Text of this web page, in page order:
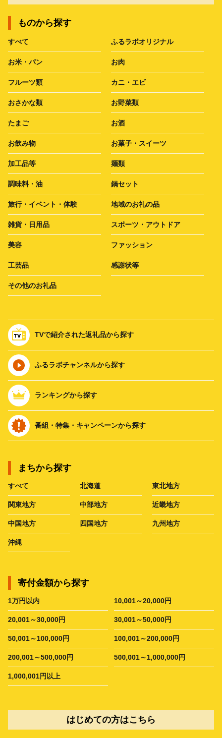
ものから探す
すべて ふるラボオリジナル
お米・パン お肉
フルーツ類 カニ・エビ
おさかな類 お野菜類
たまご お酒
お飲み物 お菓子・スイーツ
加工品等 麺類
調味料・油 鍋セット
旅行・イベント・体験 地域のお礼の品
雑貨・日用品 スポーツ・アウトドア
美容 ファッション
工芸品 感謝状等
その他のお礼品
TVで紹介された返礼品から探す
ふるラボチャンネルから探す
ランキングから探す
番組・特集・キャンペーンから探す
まちから探す
すべて 北海道 東北地方
関東地方 中部地方 近畿地方
中国地方 四国地方 九州地方
沖縄
寄付金額から探す
1万円以内 10,001～20,000円
20,001～30,000円 30,001～50,000円
50,001～100,000円 100,001～200,000円
200,001～500,000円 500,001～1,000,000円
1,000,001円以上
はじめての方はこちら